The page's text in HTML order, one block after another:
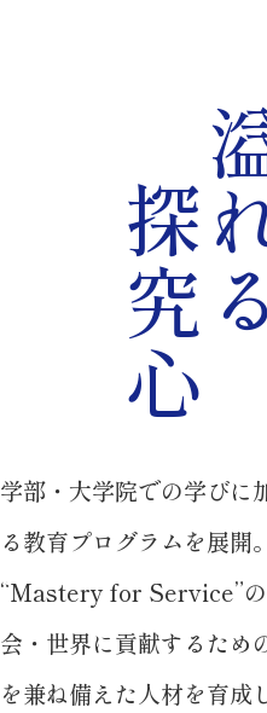
溢
探究心
学部・大学院での学びに
る教育プログラムを展開。
“Mastery for Service”の
会・世界に貢献するため
を兼ね備えた人材を育成